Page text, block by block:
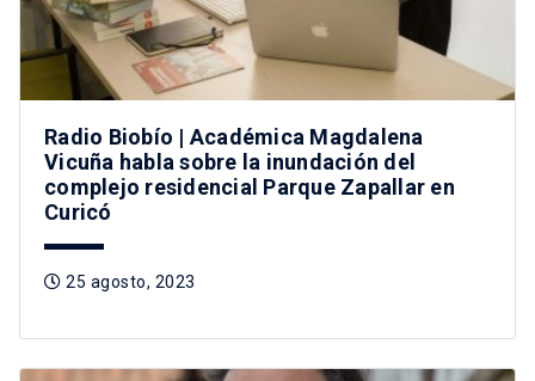
Radio Biobío | Académica Magdalena
Vicuña habla sobre la inundación del
complejo residencial Parque Zapallar en
Curicó
25 agosto, 2023